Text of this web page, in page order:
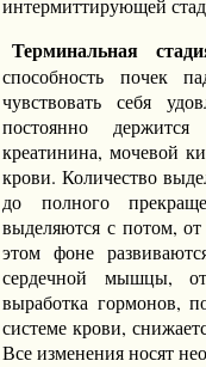
интермиттирующей
Терминальная
способность почек
чувствовать себя
постоянно
креатинина, мочевой
крови. Количество
до полного
выделяются с потом,
этом фоне
сердечной мышцы,
выработка гормонов,
системе крови,
Все изменения носят